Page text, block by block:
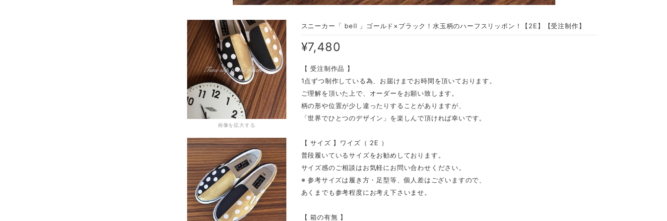
画像を拡大する
スニーカー「 bell 」ゴールド×ブラック！水玉柄のハーフスリッポン！【2E】【受注制作】
¥7,480
【 受注制作品 】
1点ずつ制作している為、お届けまでお時間を頂いております。
ご理解を頂いた上で、オーダーをお願い致します。
柄の形や位置が少し違ったりすることがありますが、
「世界でひとつのデザイン」を楽しんで頂ければ幸いです。
【 サイズ 】ワイズ（ 2E ）
普段履いているサイズをお勧めしております。
サイズ感のご相談はお気軽にお問い合わせください。
※ 参考サイズは履き方・足型等、個人差はございますので、
あくまでも参考程度にお考え下さいませ。
【 箱の有無 】